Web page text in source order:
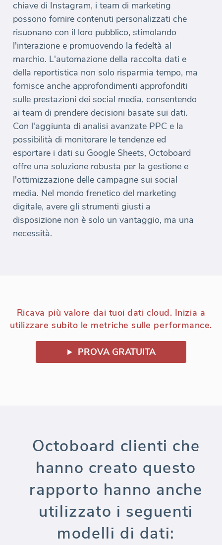
chiave di Instagram, i team di marketing
possono fornire contenuti personalizzati che
risuonano con il loro pubblico, stimolando
l'interazione e promuovendo la fedeltà al
marchio. L'automazione della raccolta dati e
della reportistica non solo risparmia tempo, ma
fornisce anche approfondimenti approfonditi
sulle prestazioni dei social media, consentendo
ai team di prendere decisioni basate sui dati.
Con l'aggiunta di analisi avanzate PPC e la
possibilità di monitorare le tendenze ed
esportare i dati su Google Sheets, Octoboard
offre una soluzione robusta per la gestione e
l'ottimizzazione delle campagne sui social
media. Nel mondo frenetico del marketing
digitale, avere gli strumenti giusti a
disposizione non è solo un vantaggio, ma una
necessità.
Ricava più valore dai tuoi dati cloud. Inizia a
utilizzare subito le metriche sulle performance.
PROVA GRATUITA
Octoboard clienti che
hanno creato questo
rapporto hanno anche
utilizzato i seguenti
modelli di dati: